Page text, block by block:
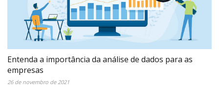
Entenda a importância da análise de dados para as
empresas
26 de novembro de 2021